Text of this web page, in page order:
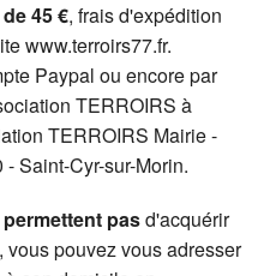
45 €, frais d'expédition
www.terroirs77.fr.
Paypal ou encore par
TERROIRS à
TERROIRS Mairie -
Saint-Cyr-sur-Morin.
pasd'acquérir
pouvez vous adresser